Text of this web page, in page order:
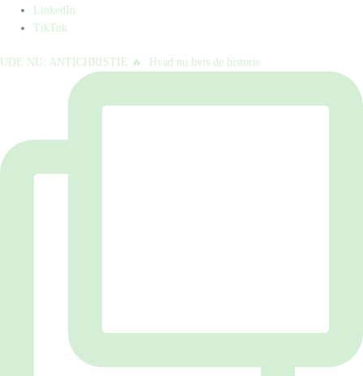
LinkedIn
TikTok
UDE NU: ANTICHRISTIE 🔥⁠ ⁠ Hvad nu hvis de historie